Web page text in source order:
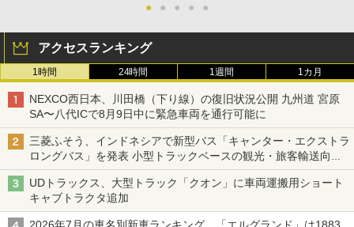
● ● ● ● ●
アクセスランキング
1時間 24時間 1週間 1カ月
NEXCO西日本、川田橋（下り線）の復旧状況公開 九州道 宮原
SA〜八代ICで8月9日中に緊急車両を通行可能に
三菱ふそう、インドネシアで新型バス「キャンター・エクストラ
ロングバス」を発表 小型トラックベースの観光・旅客輸送向け
バス
UDトラックス、大型トラック「クオン」に車両運搬用ショート
キャブトラクタ追加